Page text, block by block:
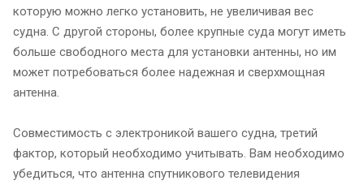
которую можно легко установить, не увеличивая вес
судна. С другой стороны, более крупные суда могут иметь
больше свободного места для установки антенны, но им
может потребоваться более надежная и сверхмощная
антенна.
Совместимость с электроникой вашего судна, третий
фактор, который необходимо учитывать. Вам необходимо
убедиться, что антенна спутникового телевидения